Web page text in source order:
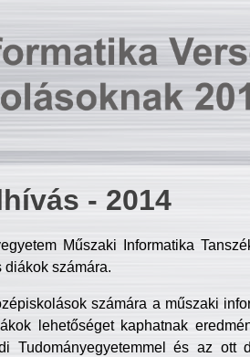
- 2014
Műszaki Informatika
diákok számára.
számára a műszaki
lehetőséget kaphatnak
Tudományegyetemmel és az